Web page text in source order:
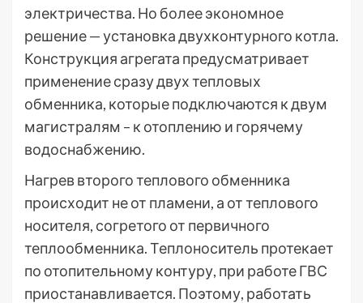
электричества. Но более экономное
решение — установка двухконтурного котла.
Конструкция агрегата предусматривает
применение сразу двух тепловых
обменника, которые подключаются к двум
магистралям – к отоплению и горячему
водоснабжению.
Нагрев второго теплового обменника
происходит не от пламени, а от теплового
носителя, согретого от первичного
теплообменника. Теплоноситель протекает
по отопительному контуру, при работе ГВС
приостанавливается. Поэтому, работать